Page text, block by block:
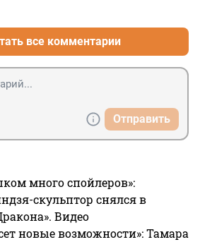
все комментарии
Отправить
много спойлеров»:
скульптор снялся в
Видео
новые возможности»: Тамара